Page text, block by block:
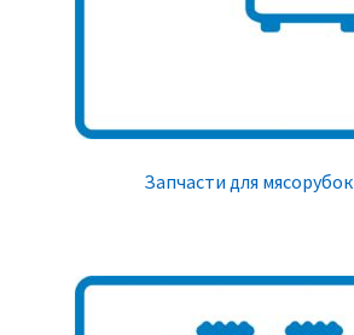
Запчасти для мясорубок